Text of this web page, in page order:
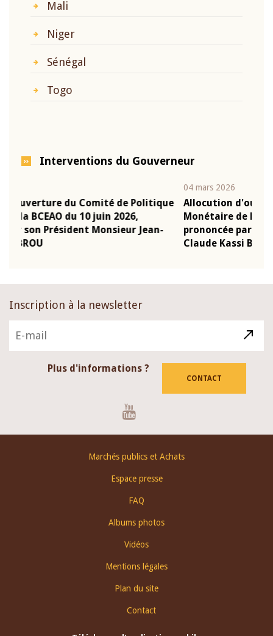
Mali
Niger
Sénégal
Togo
Interventions du Gouverneur
Allocution d'ouverture du Comité de Politique
Monétaire de la BCEAO du 4 mars 2026,
prononcée par son Président Monsieur Jean-
Claude Kassi BROU
Inscription à la newsletter
Plus d'informations ?
CONTACT
Marchés publics et Achats
Espace presse
FAQ
Albums photos
Vidéos
Mentions légales
Plan du site
Contact